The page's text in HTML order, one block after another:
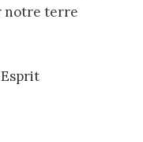
notre terre